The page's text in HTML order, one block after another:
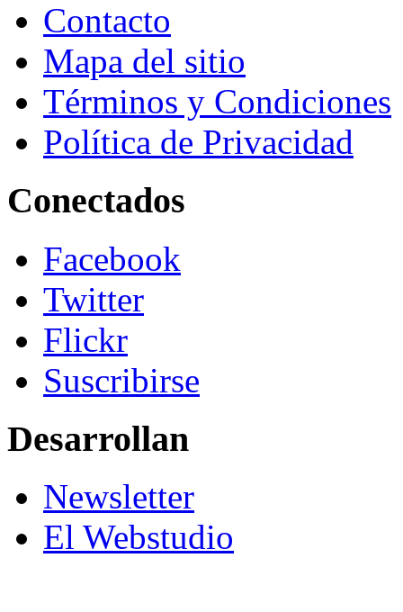
Contacto
Mapa del sitio
Términos y Condiciones
Política de Privacidad
Conectados
Facebook
Twitter
Flickr
Suscribirse
Desarrollan
Newsletter
El Webstudio